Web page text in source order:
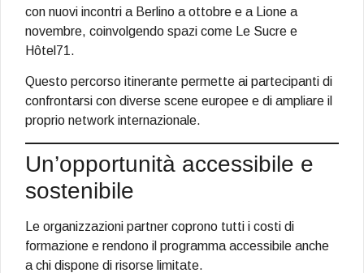
con nuovi incontri a Berlino a ottobre e a Lione a
novembre, coinvolgendo spazi come Le Sucre e
Hôtel71.
Questo percorso itinerante permette ai partecipanti di
confrontarsi con diverse scene europee e di ampliare il
proprio network internazionale.
Un’opportunità accessibile e
sostenibile
Le organizzazioni partner coprono tutti i costi di
formazione e rendono il programma accessibile anche
a chi dispone di risorse limitate.